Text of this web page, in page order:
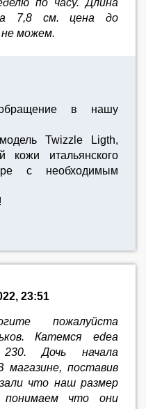
по часу. Длина
7,8 см. цена до
можем.
в нашу
Twizzle Ligth,
кожи итальянского
с необходимым
23:51
пожалуйста
Катемся edea
Дочь начала
поставив
что наш размер
что они